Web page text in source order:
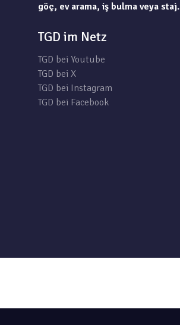
göç, ev arama, iş bulma veya staj.
TGD im Netz
TGD bei Youtube
TGD bei X
TGD bei Instagram
TGD bei Facebook